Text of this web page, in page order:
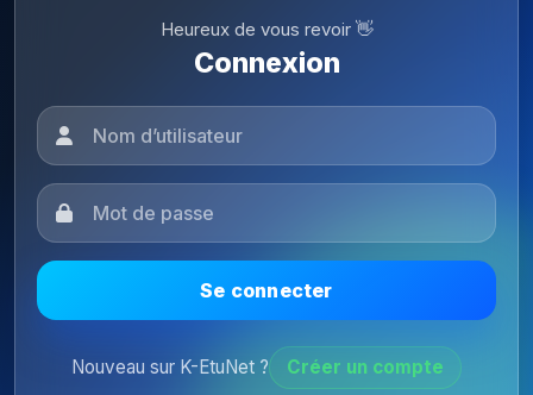
Heureux de vous revoir 👋
Connexion
Se connecter
Nouveau sur K-EtuNet ? Créer un compte